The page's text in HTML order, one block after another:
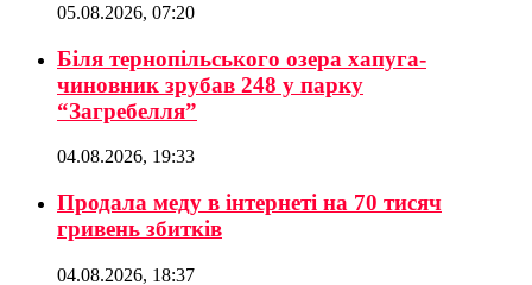
05.08.2026, 07:20
Біля тернопільського озера хапуга-
чиновник зрубав 248 у парку
“Загребелля”
04.08.2026, 19:33
Продала меду в інтернеті на 70 тисяч
гривень збитків
04.08.2026, 18:37